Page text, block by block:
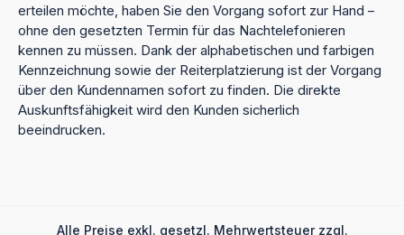
erteilen möchte, haben Sie den Vorgang sofort zur Hand –
ohne den gesetzten Termin für das Nachtelefonieren
kennen zu müssen. Dank der alphabetischen und farbigen
Kennzeichnung sowie der Reiterplatzierung ist der Vorgang
über den Kundennamen sofort zu finden. Die direkte
Auskunftsfähigkeit wird den Kunden sicherlich
beeindrucken.
Alle Preise exkl. gesetzl. Mehrwertsteuer zzgl.